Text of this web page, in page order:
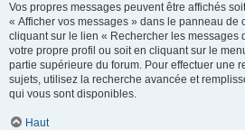
Vos propres messages peuvent être affichés
« Afficher vos messages » dans le panneau de
cliquant sur le lien « Rechercher les messages
votre propre profil ou soit en cliquant sur le
partie supérieure du forum. Pour effectuer une
sujets, utilisez la recherche avancée et
qui vous sont disponibles.
Haut